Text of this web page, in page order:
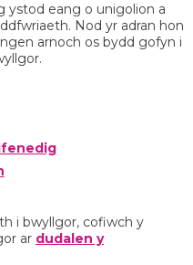
ystod eang o unigolion a
Nod yr adran hon
arnoch os bydd gofyn i
i bwyllgor, cofiwch y
ar dudalen y